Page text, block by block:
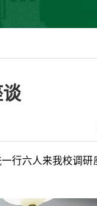
行六人来我校调研